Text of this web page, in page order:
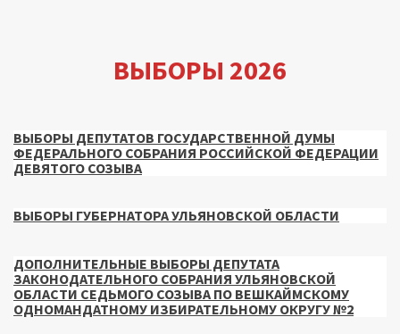
ВЫБОРЫ 2026
ВЫБОРЫ ДЕПУТАТОВ ГОСУДАРСТВЕННОЙ ДУМЫ
ФЕДЕРАЛЬНОГО СОБРАНИЯ РОССИЙСКОЙ ФЕДЕРАЦИИ
ДЕВЯТОГО СОЗЫВА
ВЫБОРЫ ГУБЕРНАТОРА УЛЬЯНОВСКОЙ ОБЛАСТИ
ДОПОЛНИТЕЛЬНЫЕ ВЫБОРЫ ДЕПУТАТА
ЗАКОНОДАТЕЛЬНОГО СОБРАНИЯ УЛЬЯНОВСКОЙ
ОБЛАСТИ СЕДЬМОГО СОЗЫВА ПО ВЕШКАЙМСКОМУ
ОДНОМАНДАТНОМУ ИЗБИРАТЕЛЬНОМУ ОКРУГУ №2